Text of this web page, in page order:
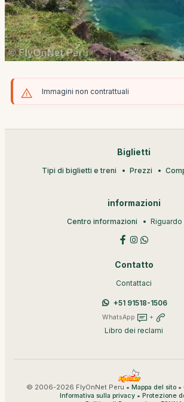
Immagini non contrattuali
Biglietti
Tipi di biglietti e treni Prezzi
informazioni
Centro informazioni Riguardo
Contatto
Contattaci
+51 91518-1506
WhatsApp +
Libro dei reclami
© 2006-2026 FlyOnNet Peru • Mappa del sito •
Informativa sulla privacy • Protezione